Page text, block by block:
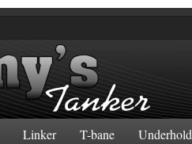
Linker T-bane